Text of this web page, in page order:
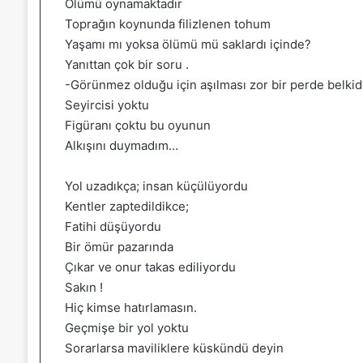
Ölümü oynamaktadır
Toprağın koynunda filizlenen tohum
Yaşamı mı yoksa ölümü mü saklardı içinde?
Yanıttan çok bir soru .
-Görünmez olduğu için aşılması zor bir perde
Seyircisi yoktu
Figüranı çoktu bu oyunun
Alkışını duymadım…
Yol uzadıkça; insan küçülüyordu
Kentler zaptedildikce;
Fatihi düşüyordu
Bir ömür pazarında
Çıkar ve onur takas ediliyordu
Sakın !
Hiç kimse hatırlamasın.
Geçmişe bir yol yoktu
Sorarlarsa maviliklere küskündü deyin